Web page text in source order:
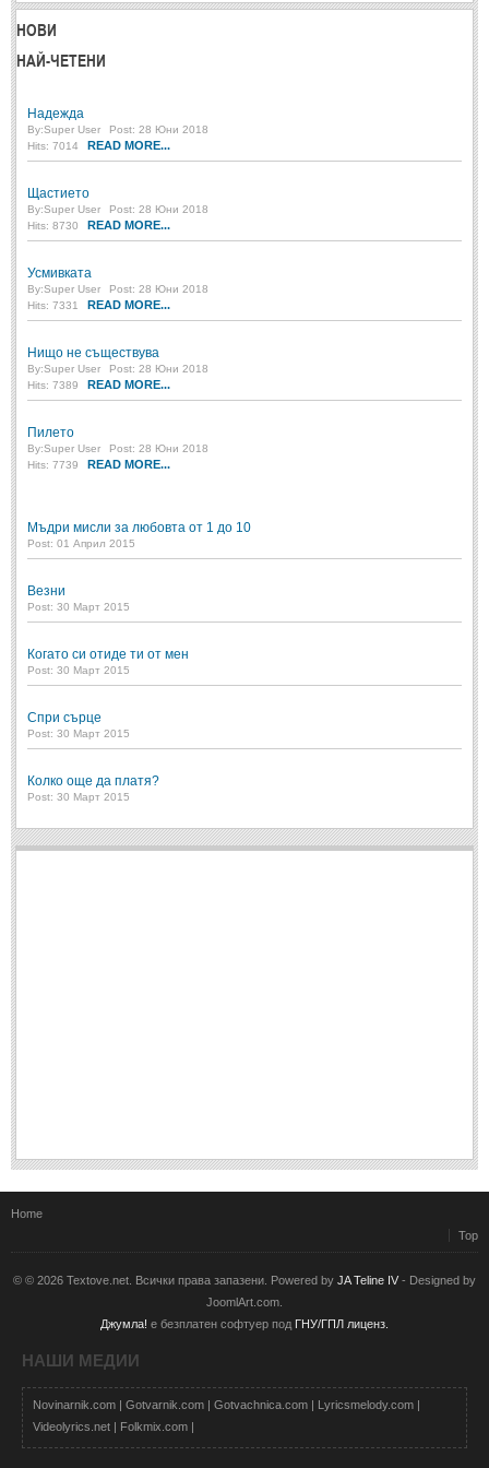
Post: 28 Юни 2018
Post: 28 Юни 2018
СПОДЕЛЕНО
Забавно
Отражения
Какво е любовта? (40)
Непоискани съвети
НОВИ
НАЙ-ЧЕТЕНИ
Надежда
By:Super User
Post: 28 Юни 2018
Hits: 7014
READ MORE...
Щастието
By:Super User
Post: 28 Юни 2018
Hits: 8730
READ MORE...
Усмивката
By:Super User
Post: 28 Юни 2018
Hits: 7331
READ MORE...
Нищо не съществува
By:Super User
Post: 28 Юни 2018
Hits: 7389
READ MORE...
Пилето
By:Super User
Post: 28 Юни 2018
Hits: 7739
READ MORE...
Мъдри мисли за любовта от 1 до 10
Post: 01 Април 2015
Везни
Post: 30 Март 2015
Когато си отиде ти от мен
Post: 30 Март 2015
Спри сърце
Post: 30 Март 2015
Колко още да платя?
Post: 30 Март 2015
Home
Top
© © 2026 Textove.net. Всички права запазени. Powered by JA Teline IV - Designed by
JoomlArt.com.
Джумла! е безплатен софтуер под ГНУ/ГПЛ лиценз.
НАШИ МЕДИИ
Novinarnik.com | Gotvarnik.com | Gotvachnica.com | Lyricsmelody.com |
Videolyrics.net | Folkmix.com |